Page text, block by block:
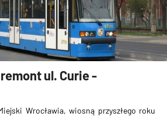
ul. Curie -
Wrocławia, wiosną przyszłego roku